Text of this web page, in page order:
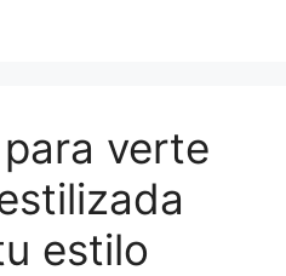
verte
estilo